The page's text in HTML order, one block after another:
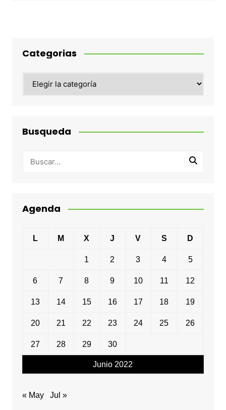
Categorias
Busqueda
Agenda
Junio 2022
L M X J V S D
1 2 3 4 5
6 7 8 9 10 11 12
13 14 15 16 17 18 19
20 21 22 23 24 25 26
27 28 29 30
« May Jul »